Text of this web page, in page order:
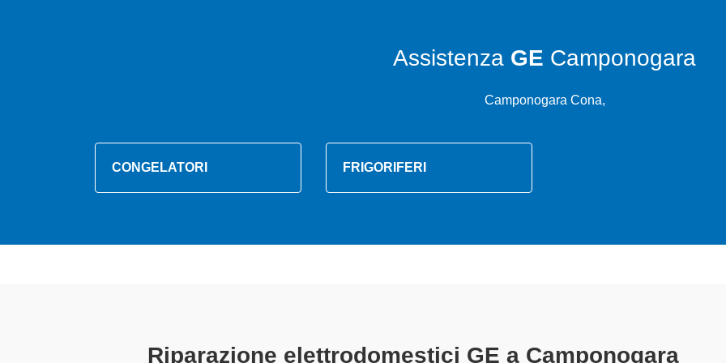
Assistenza GE Camponogara
Camponogara Cona,
CONGELATORI FRIGORIFERI
Tecnici Elettrodomestici GE A Camponogara